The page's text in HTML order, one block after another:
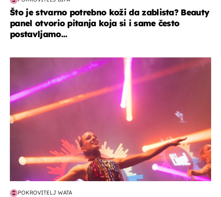
Što je stvarno potrebno koži da zablista? Beauty
panel otvorio pitanja koja si i same često
postavljamo...
POKROVITELJ WATA